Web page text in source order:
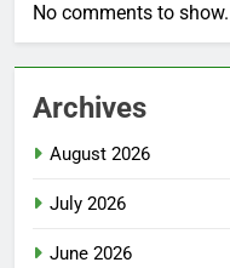
No comments to show.
Archives
August 2026
July 2026
June 2026